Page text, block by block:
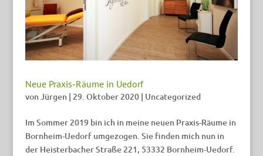
Neue Praxis-Räume in Uedorf
von Jürgen| 29. Oktober 2020| Uncategorized
Im Sommer 2019 bin ich in meine neuen Praxis-Räume in
Bornheim-Uedorf umgezogen. Sie finden mich nun in
der Heisterbacher Straße 221, 53332 Bornheim-Uedorf.